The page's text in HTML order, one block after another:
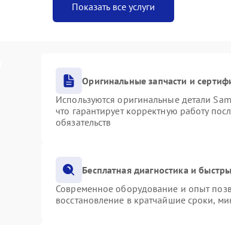
Показать все услуги
Оригинальные запчасти и
Используются оригинальные детали
что гарантирует корректную работу
обязательств
Бесплатная диагностика и
Современное оборудование и опыт
восстановление в кратчайшие сроки,